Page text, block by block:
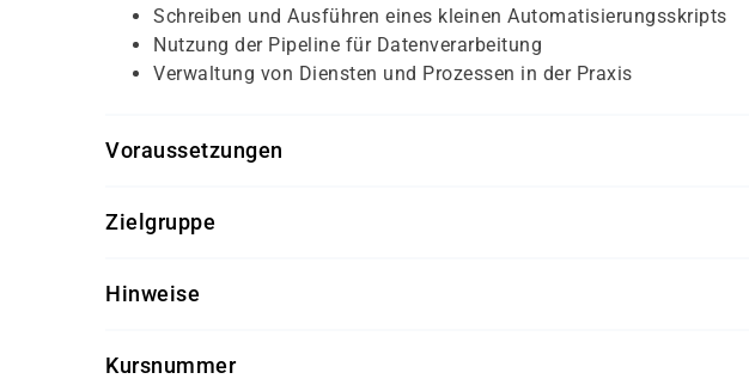
Schreiben und Ausführen eines kleinen Automatisierungsskripts
Nutzung der Pipeline für Datenverarbeitung
Verwaltung von Diensten und Prozessen in der Praxis
Voraussetzungen
Grundkenntnisse in Windows-Betriebssystemen
Zielgruppe
IT-Administratoren und Support-Mitarbeiter
Hinweise
Kursnummer